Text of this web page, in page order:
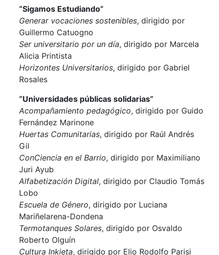
“Sigamos Estudiando”
Generar vocaciones sostenibles, dirigido por
Guillermo Catuogno
Ser universitario por un día, dirigido por Marcela
Alicia Printista
Horizontes Universitarios, dirigido por Gabriel
Rosales
“Universidades públicas solidarias”
Acompañamiento pedagógico, dirigido por Guido
Fernández Marinone
Huertas Comunitarias, dirigido por Raúl Andrés
Gil
ConCiencia en el Barrio, dirigido por Maximiliano
Juri Ayub
Alfabetización Digital, dirigido por Claudio Tomás
Lobo
Escuela de Género, dirigido por Luciana
Mariñelarena-Dondena
Termotanques Solares, dirigido por Osvaldo
Roberto Olguín
Cultura Inkieta, dirigido por Elio Rodolfo Parisi